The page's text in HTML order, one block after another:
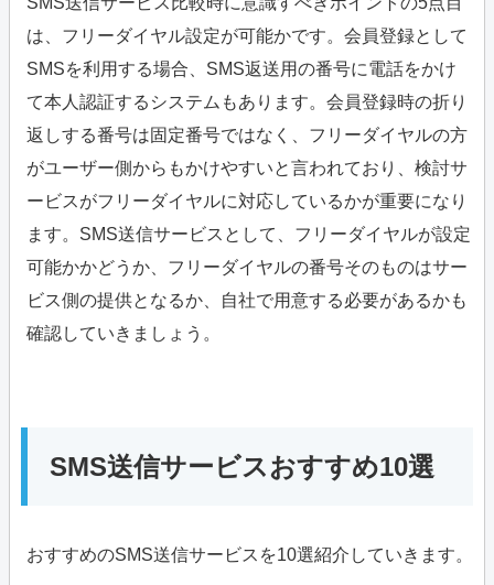
は、フリーダイヤル設定が可能かです。会員登録として
SMSを利用する場合、SMS返送用の番号に電話をかけ
て本人認証するシステムもあります。会員登録時の折り
返しする番号は固定番号ではなく、フリーダイヤルの方
がユーザー側からもかけやすいと言われており、検討サ
ービスがフリーダイヤルに対応しているかが重要になり
ます。SMS送信サービスとして、フリーダイヤルが設定
可能かかどうか、フリーダイヤルの番号そのものはサー
ビス側の提供となるか、自社で用意する必要があるかも
確認していきましょう。
SMS送信サービスおすすめ10選
おすすめのSMS送信サービスを10選紹介していきます。